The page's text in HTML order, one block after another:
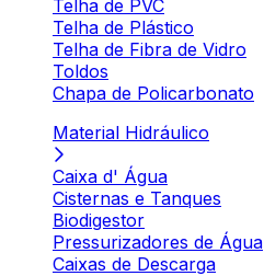
Telha de PVC
Telha de Plástico
Telha de Fibra de Vidro
Toldos
Chapa de Policarbonato
Material Hidráulico
Caixa d' Água
Cisternas e Tanques
Biodigestor
Pressurizadores de Água
Caixas de Descarga